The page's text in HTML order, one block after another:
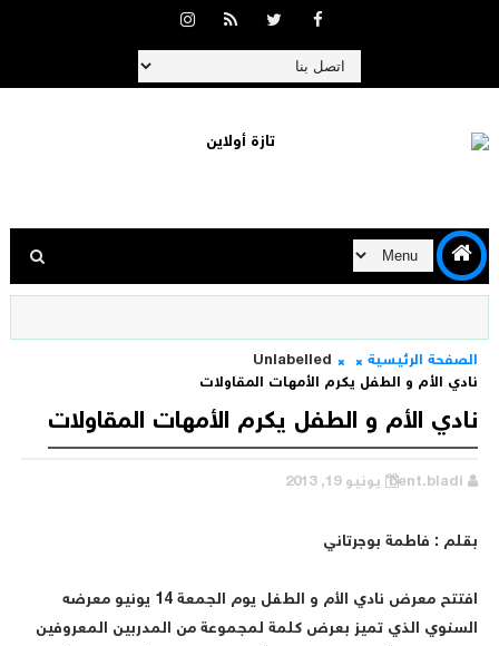
الصفحة الرئيسية
Unlabelled
نادي الأم و الطفل يكرم الأمهات المقاولات
نادي الأم و الطفل يكرم الأمهات المقاولات
bent.bladi يونيو 19, 2013
بقلم : فاطمة بوجرتاني
افتتح معرض نادي الأم و الطفل يوم الجمعة 14 يونيو معرضه
السنوي الذي تميز بعرض كلمة لمجموعة من المدربين المعروفين